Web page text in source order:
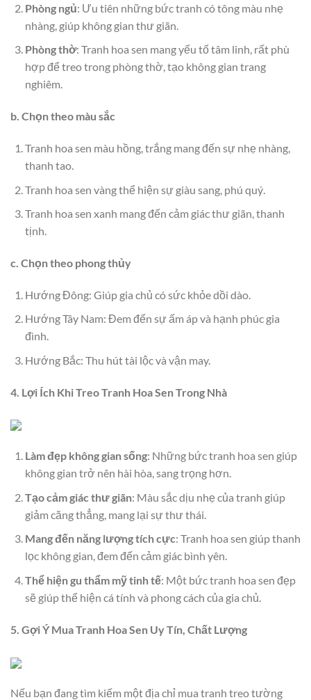
Phòng ngủ: Ưu tiên những bức tranh có tông màu nhẹ
nhàng, giúp không gian thư giãn.
Phòng thờ: Tranh hoa sen mang yếu tố tâm linh, rất phù
hợp để treo trong phòng thờ, tạo không gian trang
nghiêm.
b. Chọn theo màu sắc
Tranh hoa sen màu hồng, trắng mang đến sự nhẹ nhàng,
thanh tao.
Tranh hoa sen vàng thể hiện sự giàu sang, phú quý.
Tranh hoa sen xanh mang đến cảm giác thư giãn, thanh
tịnh.
c. Chọn theo phong thủy
Hướng Đông: Giúp gia chủ có sức khỏe dồi dào.
Hướng Tây Nam: Đem đến sự ấm áp và hạnh phúc gia
đình.
Hướng Bắc: Thu hút tài lộc và vận may.
4. Lợi Ích Khi Treo Tranh Hoa Sen Trong Nhà
Làm đẹp không gian sống: Những bức tranh hoa sen giúp
không gian trở nên hài hòa, sang trọng hơn.
Tạo cảm giác thư giãn: Màu sắc dịu nhẹ của tranh giúp
giảm căng thẳng, mang lại sự thư thái.
Mang đến năng lượng tích cực: Tranh hoa sen giúp thanh
lọc không gian, đem đến cảm giác bình yên.
Thể hiện gu thẩm mỹ tinh tế: Một bức tranh hoa sen đẹp
sẽ giúp thể hiện cá tính và phong cách của gia chủ.
5. Gợi Ý Mua Tranh Hoa Sen Uy Tín, Chất Lượng
Nếu bạn đang tìm kiếm một địa chỉ mua tranh treo tường